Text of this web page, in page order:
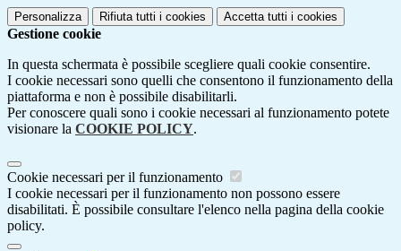
Personalizza Rifiuta tutti i cookies Accetta tutti i cookies
Gestione cookie
In questa schermata è possibile scegliere quali cookie consentire.
I cookie necessari sono quelli che consentono il funzionamento della
piattaforma e non è possibile disabilitarli.
Per conoscere quali sono i cookie necessari al funzionamento potete
visionare la COOKIE POLICY.
Cookie necessari per il funzionamento
I cookie necessari per il funzionamento non possono essere
disabilitati. È possibile consultare l'elenco nella pagina della cookie
policy.